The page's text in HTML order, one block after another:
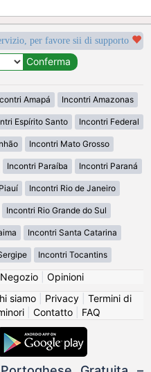
per favore sii di supporto
Amapá Incontri Amazonas
Espírito Santo Incontri Federal
Incontri Mato Grosso
Incontri Paraíba Incontri Paraná
Incontri Rio de Janeiro
Incontri Rio Grande do Sul
Incontri Santa Catarina
Incontri Tocantins
Negozio| Opinioni
siamo| Privacy| Termini di
| Contatto| FAQ